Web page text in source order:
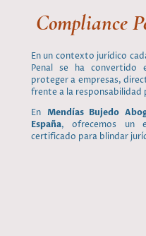
Compliance
En un contexto jurídico
Penal se ha convertido
proteger a empresas,
frente a la responsabilidad
En
Mendías Bujedo
España, ofrecemos un
certificado para blindar